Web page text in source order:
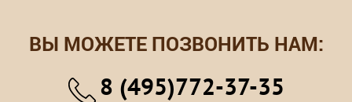
ВЫ МОЖЕТЕ ПОЗВОНИТЬ НАМ:
8 (495)772-37-35